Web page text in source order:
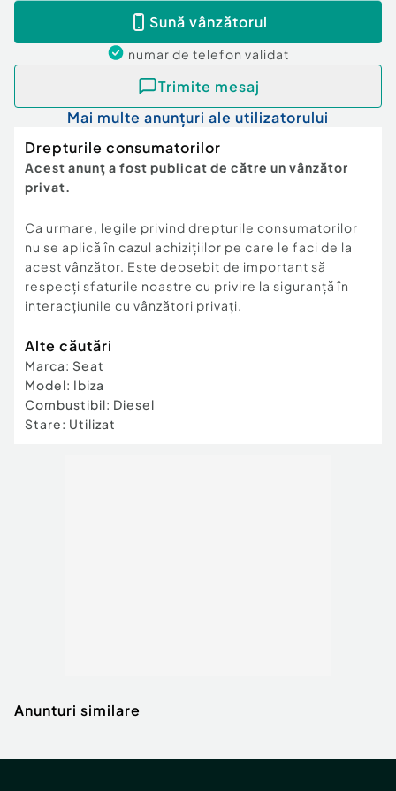
: VSSZZZ6JZBR032443
Norma de poluare Euro 4
Climatizare Aer conditionat
Tapiterie Tapiterie stofa
Pilot automat
Asistenta Controlul tractiunii
Jante aliaj Jante aliaj 15
Tip cauciucuri Anvelope Iarna
Siguranta
Filtre
Volan
Sună vânzătorul
numar de telefon validat
Trimite mesaj
Mai multe anunțuri ale utilizatorului
Drepturile consumatorilor
Acest anunț a fost publicat de către un vânzător
privat.
Ca urmare, legile privind drepturile consumatorilor
nu se aplică în cazul achizițiilor pe care le faci de la
acest vânzător. Este deosebit de important să
respecți sfaturile noastre cu privire la siguranță în
interacțiunile cu vânzători privați.
Alte căutări
Marca: Seat
Model: Ibiza
Combustibil: Diesel
Stare: Utilizat
Anunturi similare